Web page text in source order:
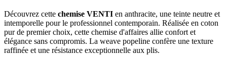
Découvrez cette chemise VENTI en anthracite, une teinte neutre et
intemporelle pour le professionnel contemporain. Réalisée en coton
pur de premier choix, cette chemise d'affaires allie confort et
élégance sans compromis. La weave popeline confère une texture
raffinée et une résistance exceptionnelle aux plis.